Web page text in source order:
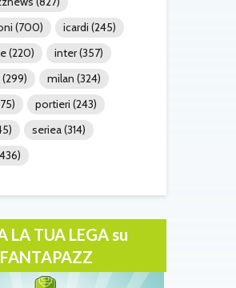
(700) icardi (245)
(220) inter(357)
(299) milan (324)
portieri (243)
seriea(314)
LA TUA LEGA su
FANTAPAZZ